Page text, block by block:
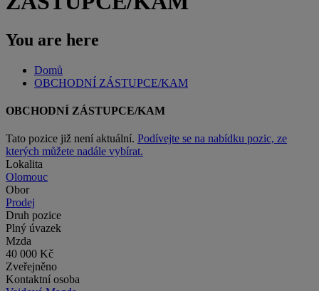
You are here
Domů
OBCHODNÍ ZÁSTUPCE/KAM
OBCHODNÍ ZÁSTUPCE/KAM
Tato pozice již není aktuální. Podívejte se na nabídku pozic, ze
kterých můžete nadále vybírat.
Lokalita
Olomouc
Obor
Prodej
Druh pozice
Plný úvazek
Mzda
40 000 Kč
Zveřejněno
Kontaktní osoba